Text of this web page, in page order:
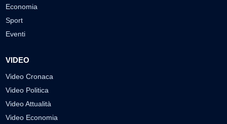
Economia
Sport
Eventi
VIDEO
Video Cronaca
Video Politica
Video Attualità
Video Economia